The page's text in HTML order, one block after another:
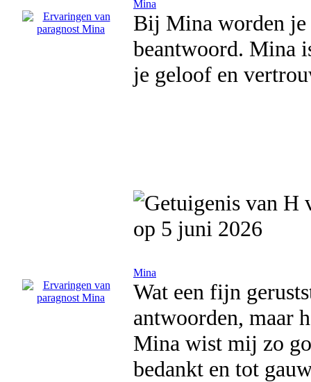
Mina
Bij Mina worden je
beantwoord. Mina
je geloof en
op 5 juni 2026
Mina
Wat een fijn
antwoorden, maar
Mina wist mij zo
bedankt en tot